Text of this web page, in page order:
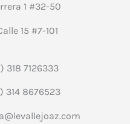
1 #32-50
15 #7-101
318 7126333
314 8676523